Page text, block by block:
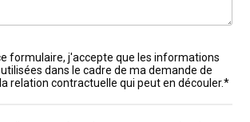
*
formulaire, j'accepte que les informations
dans le cadre de ma demande de
relation contractuelle qui peut en découler.*